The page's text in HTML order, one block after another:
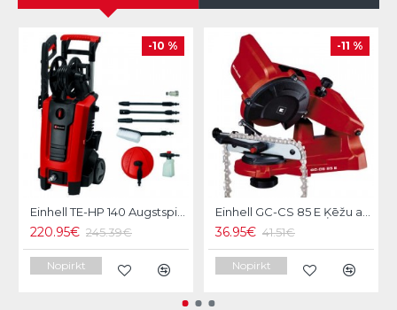
-10 %
Einhell TE-HP 140 Augstspiediena mazgātājs
220.95€ 245.39€
Nopirkt
-11 %
Einhell GC-CS 85 E Ķēžu asināšanas ierīce
36.95€ 41.51€
Nopirkt